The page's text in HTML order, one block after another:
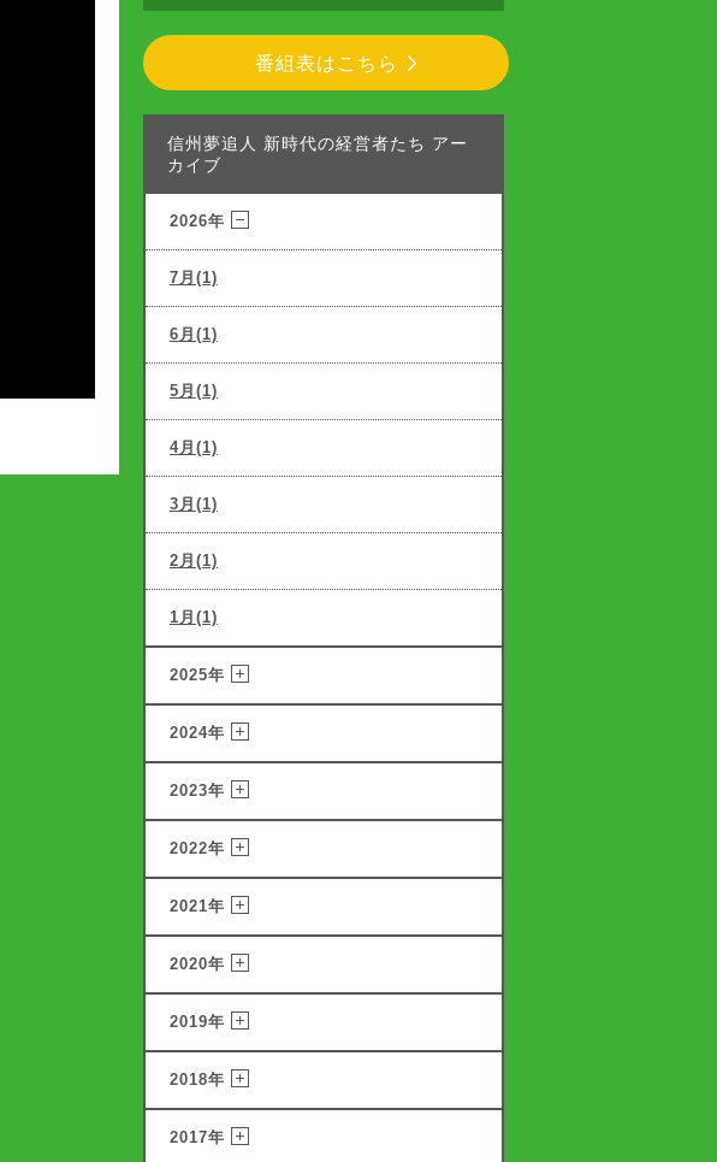
番組表はこちら
信州夢追人 新時代の経営者たち アー
カイブ
2026年
7月(1)
6月(1)
5月(1)
4月(1)
3月(1)
2月(1)
1月(1)
2025年
2024年
2023年
2022年
2021年
2020年
2019年
2018年
2017年